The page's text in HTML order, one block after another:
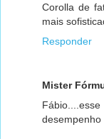
Corolla de
mais
Responder
Mister
desempenho